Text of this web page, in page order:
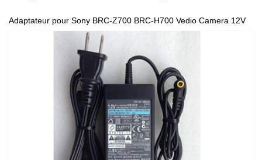
Adaptateur pour Sony BRC-Z700 BRC-H700 Vedio Camera 12V
2.5A 30W 100-240V 50/60Hz AC-NB12A